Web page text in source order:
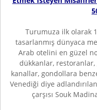
Turumuza ilk olarak
tasarlanmış dünyaca
Arab otelini en güzel
dükkanlar, restoranlar,
kanallar, gondollara
Venediği diye
çarşısı Souk